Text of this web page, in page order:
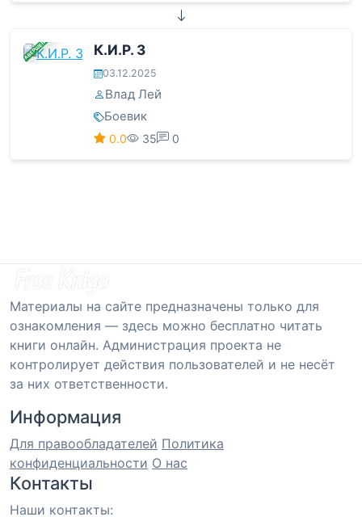
ЗАВЕРШЕНА К.И.Р. 3
03.12.2025
Влад Лей
Боевик
0.0 35 0
Материалы на сайте предназначены только для
ознакомления — здесь можно бесплатно читать
книги онлайн. Администрация проекта не
контролирует действия пользователей и не несёт
за них ответственности.
Информация
Для правообладателей Политика
конфиденциальности О нас
Контакты
Наши контакты: